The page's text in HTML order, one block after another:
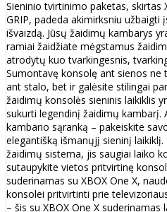
Sieninio tvirtinimo paketas, skirtas
GRIP, padeda akimirksniu užbaigti
išvaizdą. Jūsų žaidimų kambarys
ramiai žaidžiate mėgstamus
atrodytų kuo tvarkingesnis,
Sumontavę konsolę ant sienos ne
ant stalo, bet ir galėsite stilingai
žaidimų konsolės sieninis laikiklis
sukurti legendinį žaidimų kambarį.
kambario sąranką – pakeiskite
elegantišką išmanųjį sieninį laikiklį.
žaidimų sistema, jis saugiai laiko
sutaupykite vietos pritvirtinę
suderinamas su XBOX One X,
konsolei pritvirtinti prie
– šis su XBOX One X